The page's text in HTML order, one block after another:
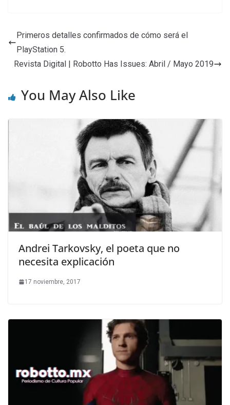
Primeros detalles confirmados de cómo será el
PlayStation 5.
Revista Digital | Robotto Has Issues: Abril / Mayo 2019
You May Also Like
Andrei Tarkovsky, el poeta que no
necesita explicación
17 noviembre, 2017